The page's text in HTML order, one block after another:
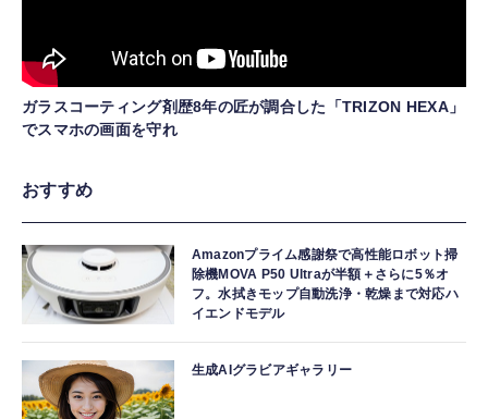
ガラスコーティング剤歴8年の匠が調合した「TRIZON HEXA」
でスマホの画面を守れ
おすすめ
Amazonプライム感謝祭で高性能ロボット掃
除機MOVA P50 Ultraが半額＋さらに5％オ
フ。水拭きモップ自動洗浄・乾燥まで対応ハ
イエンドモデル
生成AIグラビアギャラリー